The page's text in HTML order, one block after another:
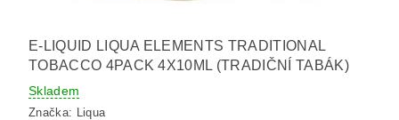
E-LIQUID LIQUA ELEMENTS TRADITIONAL
TOBACCO 4PACK 4X10ML (TRADIČNÍ TABÁK)
Skladem
Značka: Liqua